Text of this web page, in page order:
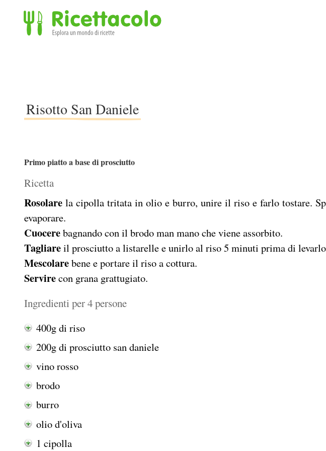
Risotto San Daniele
Primo piatto a base di prosciutto
Ricetta
Rosolare la cipolla tritata in olio e burro, unire il riso e farlo tostare.
evaporare.
Cuocerebagnando con il brodo man mano che viene assorbito.
Tagliareil prosciutto a listarelle e unirlo al riso 5 minuti prima di
Mescolarebene e portare il riso a cottura.
Servirecon grana grattugiato.
Ingredienti per 4 persone
400g di riso
200g di prosciutto san daniele
vino rosso
brodo
burro
olio d'oliva
1 cipolla